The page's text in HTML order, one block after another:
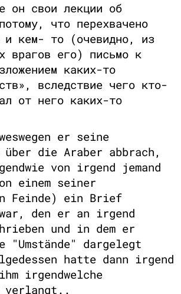
он свои лекции об
что перехвачено
и кем- то (очевидно, из
врагов его) письмо к
каких-то
вследствие чего кто-
от него каких-то
er seine
über die Araber abbrach,
von irgend jemand
einem seiner
Feinde) ein Brief
war, den er an irgend
und in dem er
"Umstände" dargelegt
hatte dann irgend
irgendwelche
verlangt..